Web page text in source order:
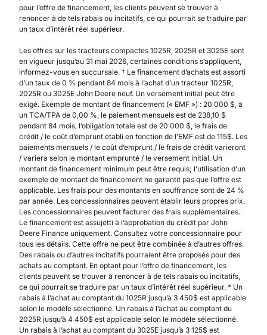
pour l’offre de financement, les clients peuvent se trouver à
renoncer à de tels rabais ou incitatifs, ce qui pourrait se traduire par
un taux d’intérêt réel supérieur.
Les offres sur les tracteurs compactes 1025R, 2025R et 3025E sont
en vigueur jusqu’au 31 mai 2026, certaines conditions s’appliquent,
informez-vous en succursale. † Le financement d’achats est assorti
d’un taux de 0 % pendant 84 mois à l’achat d’un tracteur 1025R,
2025R ou 3025E John Deere neuf. Un versement initial peut être
exigé. Exemple de montant de financement (« EMF ») : 20 000 $, à
un TCA/TPA de 0,00 %, le paiement mensuels est de 238,10 $
pendant 84 mois, l’obligation totale est de 20 000 $, le frais de
crédit / le coût d’emprunt établi en fonction de l’EMF est de 115$. Les
paiements mensuels / le coût d’emprunt / le frais de crédit varieront
/ variera selon le montant emprunté / le versement initial. Un
montant de financement minimum peut être requis; l’utilisation d’un
exemple de montant de financement ne garantit pas que l’offre est
applicable. Les frais pour des montants en souffrance sont de 24 %
par année. Les concessionnaires peuvent établir leurs propres prix.
Les concessionnaires peuvent facturer des frais supplémentaires.
Le financement est assujetti à l’approbation du crédit par John
Deere Finance uniquement. Consultez votre concessionnaire pour
tous les détails. Cette offre ne peut être combinée à d’autres offres.
Des rabais ou d’autres incitatifs pourraient être proposés pour des
achats au comptant. En optant pour l’offre de financement, les
clients peuvent se trouver à renoncer à de tels rabais ou incitatifs,
ce qui pourrait se traduire par un taux d’intérêt réel supérieur. * Un
rabais à l’achat au comptant du 1025R jusqu’à 3 450$ est applicable
selon le modèle sélectionné. Un rabais à l’achat au comptant du
2025R jusqu’à 4 450$ est applicable selon le modèle sélectionné.
Un rabais à l’achat au comptant du 3025E jusqu’à 3 125$ est